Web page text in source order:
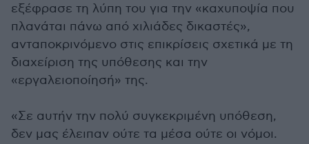
εξέφρασε τη λύπη του για την «καχυποψία που
πλανάται πάνω από χιλιάδες δικαστές»,
ανταποκρινόμενο στις επικρίσεις σχετικά με τη
διαχείριση της υπόθεσης και την
«εργαλειοποίησή» της.
«Σε αυτήν την πολύ συγκεκριμένη υπόθεση,
δεν μας έλειπαν ούτε τα μέσα ούτε οι νόμοι.